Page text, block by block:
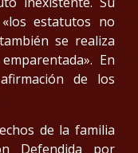
estatutos no
se realiza
En
de los
de la familia
Defendida por